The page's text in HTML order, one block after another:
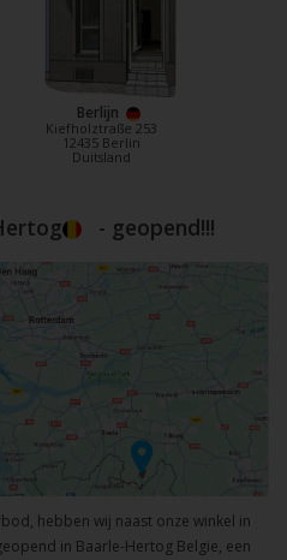
Berlijn
Kiefholztraße 253
12435 Berlin
Duitsland
- geopend!!!
hebben wij naast onze winkel in
in Baarle-Hertog Belgie, een